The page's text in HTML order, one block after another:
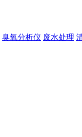
臭氧分析仪 废水处理